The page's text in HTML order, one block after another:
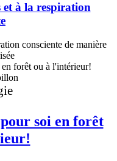
à la respiration
consciente de manière
soi en forêt